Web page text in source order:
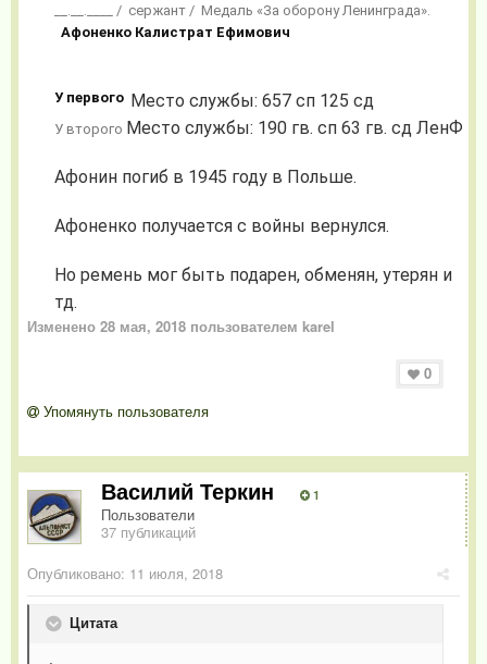
__.__.____ / сержант / Медаль «За оборону Ленинграда».
Афоненко Калистрат Ефимович
У первого Место службы: 657 сп 125 сд
У второго Место службы: 190 гв. сп 63 гв. сд ЛенФ
Афонин погиб в 1945 году в Польше.
Афоненко получается с войны вернулся.
Но ремень мог быть подарен, обменян, утерян и
тд.
Изменено 28 мая, 2018 пользователем karel
0
Упомянуть пользователя
Василий Теркин 1
Пользователи
37 публикаций
Опубликовано: 11 июля, 2018
Цитата